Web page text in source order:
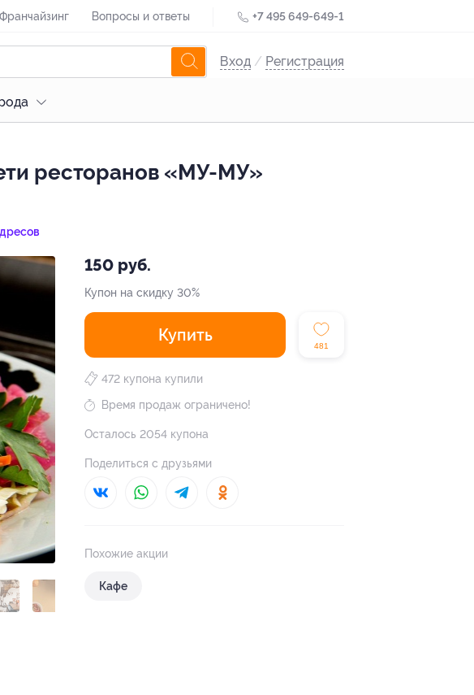
Франчайзинг Вопросы и ответы +7 495 649-649-1
Вход / Регистрация
ресторанов «МУ-МУ»
150 руб.
Купон на скидку 30%
Купить
481
472 купона купили
Время продаж ограничено!
Осталось 2054 купона
Поделиться с друзьями
Похожие акции
Кафе